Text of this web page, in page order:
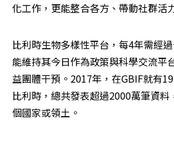
化工作，更能整合各方、帶動社群活
比利時生物多樣性平台，每4年需經
能維持其今日作為政策與科學交流平
益團體干預。2017年，在GBIF就有
比利時，總共發表超過2000萬筆資
個國家或領土。